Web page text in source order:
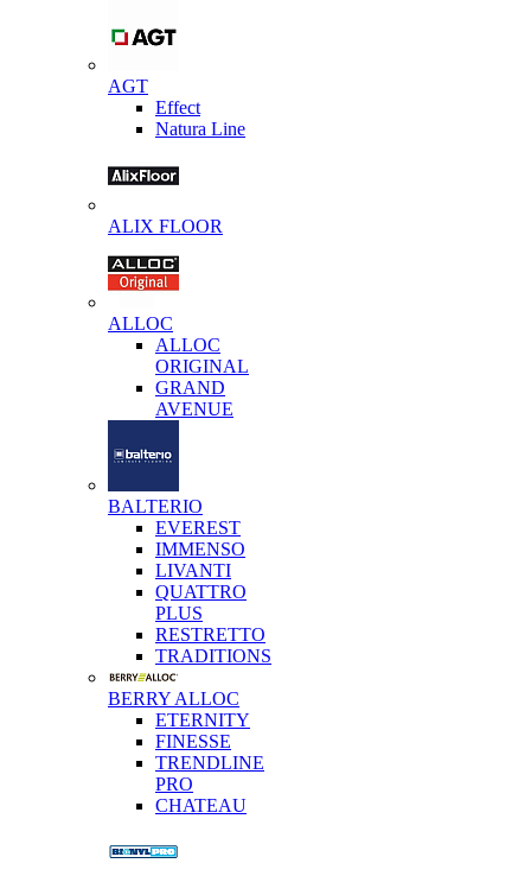
AGT
Effect
Natura Line
ALIX FLOOR
ALLOC
ALLOC
ORIGINAL
GRAND
AVENUE
BALTERIO
EVEREST
IMMENSO
LIVANTI
QUATTRO
PLUS
RESTRETTO
TRADITIONS
BERRY ALLOC
ETERNITY
FINESSE
TRENDLINE
PRO
CHATEAU